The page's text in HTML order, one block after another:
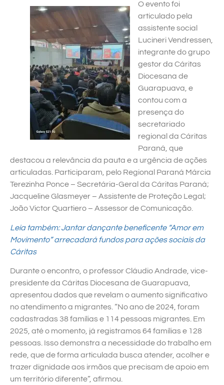
O evento foi
articulado pela
assistente social
Lucineri Vendressen,
integrante do grupo
gestor da Cáritas
Diocesana de
Guarapuava, e
contou com a
presença do
secretariado
regional da Cáritas
Paraná, que
destacou a relevância da pauta e a urgência de ações
articuladas. Participaram, pelo Regional Paraná Márcia
Terezinha Ponce – Secretária-Geral da Cáritas Paraná;
Jacqueline Glasmeyer – Assistente de Proteção Legal;
João Victor Quartiero – Assessor de Comunicação.
Leia também: Jantar dançante beneficente “Amor em
Movimento” arrecadará fundos para ações sociais da
Cáritas
Durante o encontro, o professor Cláudio Andrade, vice-
presidente da Cáritas Diocesana de Guarapuava,
apresentou dados que revelam o aumento significativo
no atendimento a migrantes. “No ano de 2024, foram
cadastradas 38 famílias e 114 pessoas migrantes. Em
2025, até o momento, já registramos 64 famílias e 128
pessoas. Isso demonstra a necessidade do trabalho em
rede, que de forma articulada busca atender, acolher e
trazer dignidade aos irmãos que precisam de apoio em
um território diferente”, afirmou.